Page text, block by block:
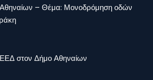
– Θέμα: Μονοδρόμηση οδών
στον Δήμο Αθηναίων